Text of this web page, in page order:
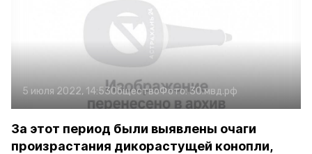
5 июля 2022, 14:53ОбществоФото:30.мвд.рф
За этот период были выявлены очаги
произрастания дикорастущей конопли,